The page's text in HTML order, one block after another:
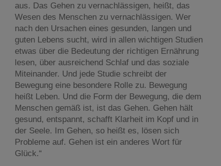
aus. Das Gehen zu vernachlässigen, heißt, das
Wesen des Menschen zu vernachlässigen. Wer
nach den Ursachen eines gesunden, langen und
guten Lebens sucht, wird in allen wichtigen Studien
etwas über die Bedeutung der richtigen Ernährung
lesen, über ausreichend Schlaf und das soziale
Miteinander. Und jede Studie schreibt der
Bewegung eine besondere Rolle zu. Bewegung
heißt Leben. Und die Form der Bewegung, die dem
Menschen gemäß ist, ist das Gehen. Gehen hält
gesund, entspannt, schafft Klarheit im Kopf und in
der Seele. Im Gehen, so heißt es, lösen sich
Probleme auf. Gehen ist ein anderes Wort für
Glück.“